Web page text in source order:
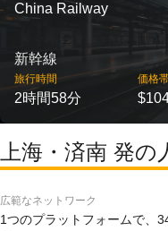
China Railway
新幹線
旅行時間
2時間58分
価格
上海・済南 発の
広範なネットワーク
1つのプラットフォームで、